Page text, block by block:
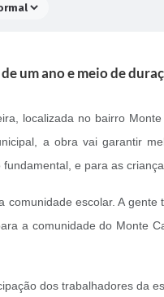
um ano e meio de
localizada no bairro
a obra vai garantir
e para as
escolar. A
a comunidade do Monte
dos trabalhadores da